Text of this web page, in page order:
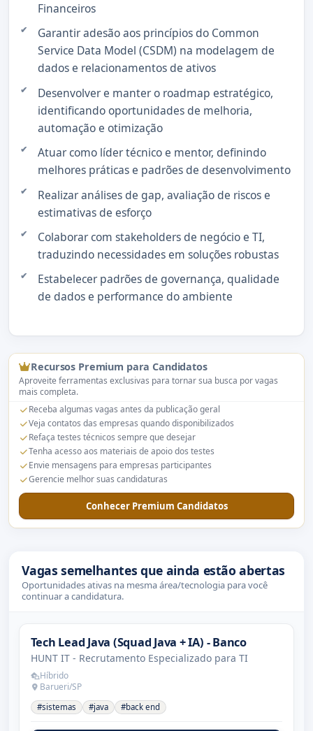
Financeiros
Garantir adesão aos princípios do Common
Service Data Model (CSDM) na modelagem de
dados e relacionamentos de ativos
Desenvolver e manter o roadmap estratégico,
identificando oportunidades de melhoria,
automação e otimização
Atuar como líder técnico e mentor, definindo
melhores práticas e padrões de desenvolvimento
Realizar análises de gap, avaliação de riscos e
estimativas de esforço
Colaborar com stakeholders de negócio e TI,
traduzindo necessidades em soluções robustas
Estabelecer padrões de governança, qualidade
de dados e performance do ambiente
Recursos Premium para Candidatos
Aproveite ferramentas exclusivas para tornar sua busca por vagas
mais completa.
Receba algumas vagas antes da publicação geral
Veja contatos das empresas quando disponibilizados
Refaça testes técnicos sempre que desejar
Tenha acesso aos materiais de apoio dos testes
Envie mensagens para empresas participantes
Gerencie melhor suas candidaturas
Conhecer Premium Candidatos
Vagas semelhantes que ainda estão abertas
Oportunidades ativas na mesma área/tecnologia para você
continuar a candidatura.
Tech Lead Java (Squad Java + IA) - Banco
HUNT IT - Recrutamento Especializado para TI
Híbrido
Barueri/SP
#sistemas #java #back end